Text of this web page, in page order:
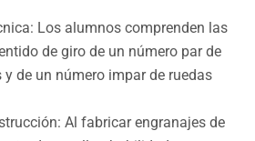
Los alumnos comprenden las
de giro de un número par de
y de un número impar de ruedas
Al fabricar engranajes de